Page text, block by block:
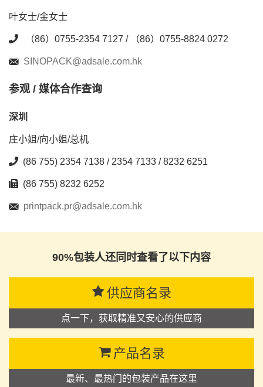
叶女士/金女士
（86）0755-2354 7127 / （86）0755-8824 0272
SINOPACK@adsale.com.hk
参观 / 媒体合作查询
深圳
庄小姐/向小姐/总机
(86 755) 2354 7138 / 2354 7133 / 8232 6251
(86 755) 8232 6252
printpack.pr@adsale.com.hk
90%包装人还同时查看了以下内容
供应商名录
点一下，获取精准又安心的供应商
产品名录
最新、最热门的包装产品在这里